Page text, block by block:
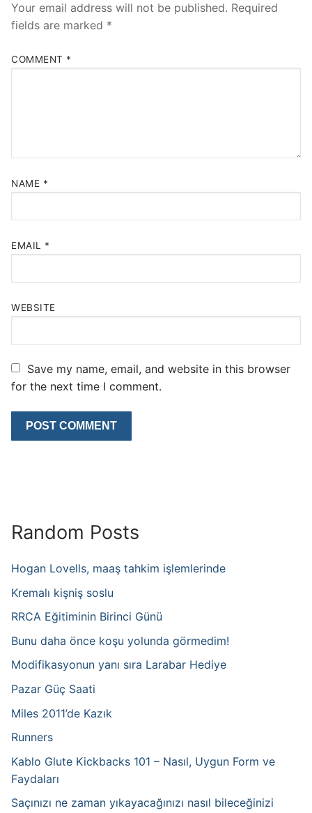
Your email address will not be published. Required
fields are marked *
COMMENT *
NAME *
EMAIL *
WEBSITE
Save my name, email, and website in this browser
for the next time I comment.
Random Posts
Hogan Lovells, maaş tahkim işlemlerinde
Kremalı kişniş soslu
RRCA Eğitiminin Birinci Günü
Bunu daha önce koşu yolunda görmedim!
Modifikasyonun yanı sıra Larabar Hediye
Pazar Güç Saati
Miles 2011’de Kazık
Runners
Kablo Glute Kickbacks 101 – Nasıl, Uygun Form ve
Faydaları
Saçınızı ne zaman yıkayacağınızı nasıl bileceğinizi